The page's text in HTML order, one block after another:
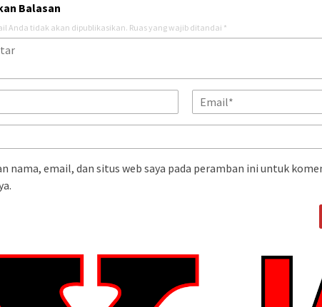
Balasan
Anda tidak akan dipublikasikan. Ruas yang wajib ditandai *
nama, email, dan situs web saya pada peramban ini untuk